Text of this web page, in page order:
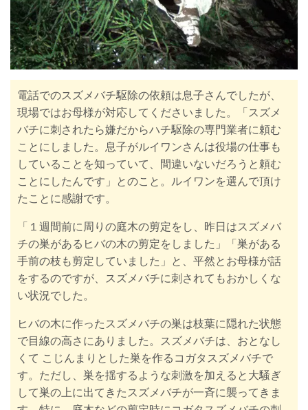
電話でのスズメバチ駆除の依頼は息子さんでしたが、
現場ではお母様が対応してくださいました。「スズメ
バチに刺されたら嫌だからハチ駆除の専門業者に頼む
ことにしました。息子がルイワンさんは役場の仕事も
していることを知っていて、間違いないだろうと頼む
ことにしたんです」とのこと。ルイワンを選んで頂け
たことに感謝です。
「１週間前に周りの庭木の剪定をし、昨日はスズメバ
チの巣があるヒバの木の剪定をしました」「巣がある
手前の枝も剪定していました」と、平然とお母様が話
をするのですが、スズメバチに刺されてもおかしくな
い状況でした。
ヒバの木に作ったスズメバチの巣は枝葉に隠れた状態
で目線の高さにありました。スズメバチは、おとなし
くて こじんまりとした巣を作るコガタスズメバチで
す。ただし、巣を揺するような刺激を加えると大騒ぎ
して巣の上に出てきたスズメバチが一斉に襲ってきま